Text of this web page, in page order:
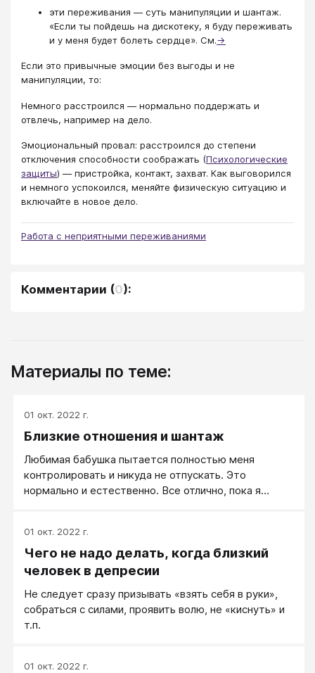
эти переживания ― суть манипуляции и шантаж.
«Если ты пойдешь на дискотеку, я буду переживать
и у меня будет болеть сердце». См.→
Если это привычные эмоции без выгоды и не
манипуляции, то:
Немного расстроился ― нормально поддержать и
отвлечь, например на дело.
Эмоциональный провал: расстроился до степени
отключения способности соображать (Психологические
защиты) ― пристройка, контакт, захват. Как выговорился
и немного успокоился, меняйте физическую ситуацию и
включайте в новое дело.
Работа с неприятными переживаниями
Комментарии (0):
Материалы по теме:
01 окт. 2022 г.
Близкие отношения и шантаж
Любимая бабушка пытается полностью меня
контролировать и никуда не отпускать. Это
нормально и естественно. Все отлично, пока я
01 окт. 2022 г.
Чего не надо делать, когда близкий
человек в депресии
Не следует сразу призывать «взять себя в руки»,
собраться с силами, проявить волю, не «киснуть» и
т.п.
01 окт. 2022 г.